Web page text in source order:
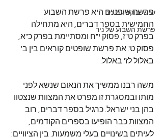
שישי בוקר עם ניר
פרשת השבוע של ניר
פרשת שופטים היא פרשת השבוע
החמישית בספר דברים, היא מתחילה
בפרק ט"ז, פסוק י"ח ומסתיימת בפרק כ"א,
פסוק ט'. את פרשת שופטים קוראים בין ב'
באלול לז' באלול.
משה רבנו ממשיך את הנאום שנשא לפני
מותו ובמסגרת זו מפרט את המצוות שנצטוו
בהן בני ישראל. כרגיל בספר דברים, רוב
המצוות כבר הופיעו בספרים הקודמים,
לעיתים בשינויים בעלי משמעות. בין הציוויים: